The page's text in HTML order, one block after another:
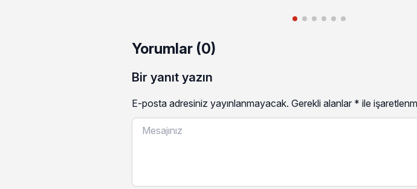
Yorumlar (0)
Bir yanıt yazın
E-posta adresiniz yayınlanmayacak. Gerekli alanlar * ile